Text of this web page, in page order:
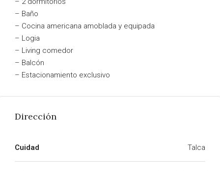
– Baño
– Cocina americana amoblada y equipada
– Logia
– Living comedor
– Balcón
– Estacionamiento exclusivo
Dirección
Cuidad Talca